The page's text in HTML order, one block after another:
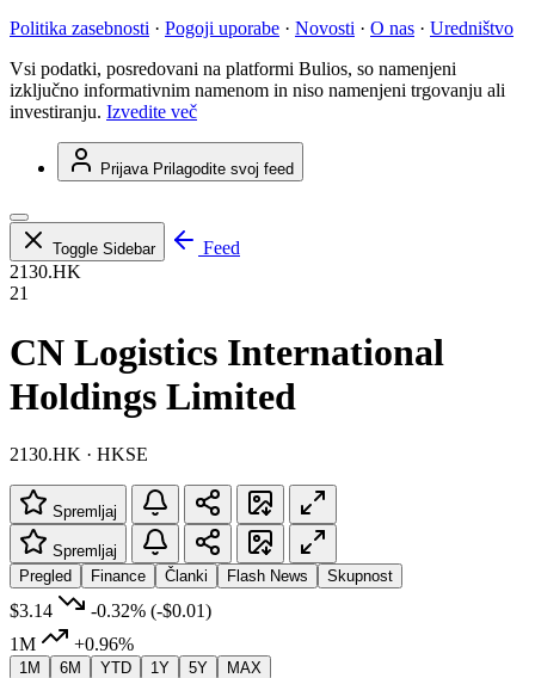
Politika zasebnosti · Pogoji uporabe · Novosti · O nas · Uredništvo
Vsi podatki, posredovani na platformi Bulios, so namenjeni
izključno informativnim namenom in niso namenjeni trgovanju ali
investiranju. Izvedite več
Prijava Prilagodite svoj feed
Toggle Sidebar
Feed
2130.HK
21
CN Logistics International
Holdings Limited
2130.HK · HKSE
Spremljaj
Spremljaj
Pregled
Finance Članki Flash News Skupnost
$3.14 -0.32% (-$0.01)
1M
+0.96%
1M 6M YTD 1Y 5Y MAX